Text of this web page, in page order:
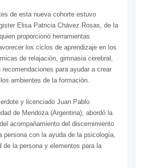
de esta nueva cohorte estuvo
Elisa Patricia Chávez Rosas, de la
proporcionó herramientas
los ciclos de aprendizaje en los
de relajación, gimnasia cerebral,
para ayudar a crear
ambientes de la formación.
y licenciado Juan Pablo
de Mendoza (Argentina), abordó la
acompañamiento del discernimiento
persona con la ayuda de la psicología,
de la persona y elementos para la